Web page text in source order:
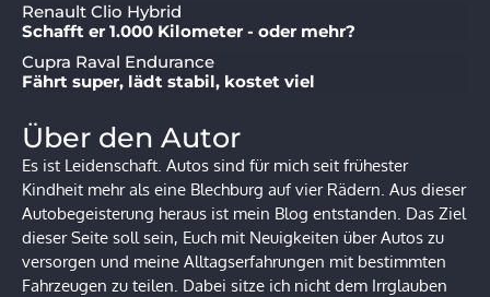
Renault Clio Hybrid
Schafft er 1.000 Kilometer - oder mehr?
Cupra Raval Endurance
Fährt super, lädt stabil, kostet viel
Über den Autor
Es ist Leidenschaft. Autos sind für mich seit frühester
Kindheit mehr als eine Blechburg auf vier Rädern. Aus dieser
Autobegeisterung heraus ist mein Blog entstanden. Das Ziel
dieser Seite soll sein, Euch mit Neuigkeiten über Autos zu
versorgen und meine Alltagserfahrungen mit bestimmten
Fahrzeugen zu teilen. Dabei sitze ich nicht dem Irrglauben